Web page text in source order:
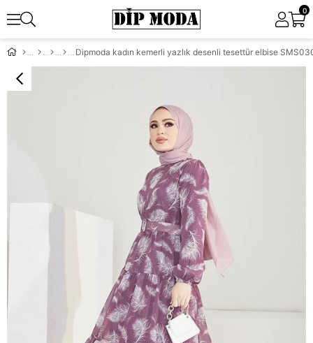
0
Dipmoda kadın kemerli yazlık desenli tesettür elbise